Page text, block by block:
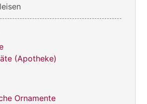
(Apotheke)
Ornamente